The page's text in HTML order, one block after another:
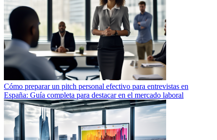
Cómo preparar un pitch personal efectivo para entrevistas en
España: Guía completa para destacar en el mercado laboral